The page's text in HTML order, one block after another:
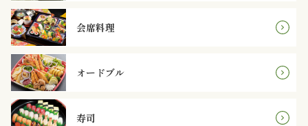
江
米
と
野
会席料理
オードブル
寿司